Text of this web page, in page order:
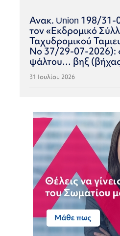
Ανακ. Union 198/
τον «Εκδρομικό
Ταχυδρομικού
Νο 37/29-07-2026):
ψάλτου… βηξ
31 Ιουλίου 2026